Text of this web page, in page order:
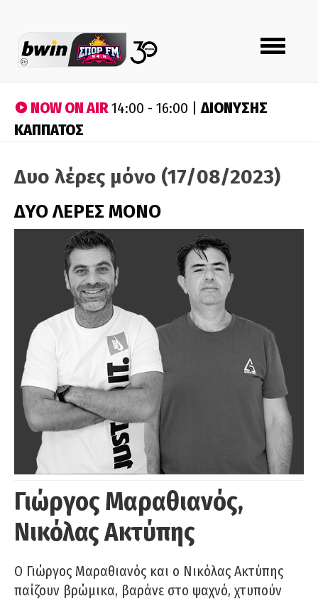
Toggle
navigation
NOW ON AIR14:00 - 16:00 |ΔΙΟΝΥΣΗΣ
ΚΑΠΠΑΤΟΣ
Δυο λέρες μόνο (17/08/2023)
ΔΥΟ ΛΕΡΕΣ ΜΟΝΟ
Γιώργος Μαραθιανός,
Νικόλας Ακτύπης
Ο Γιώργος Μαραθιανός και ο Νικόλας Ακτύπης
παίζουν βρώμικα, βαράνε στο ψαχνό, χτυπούν